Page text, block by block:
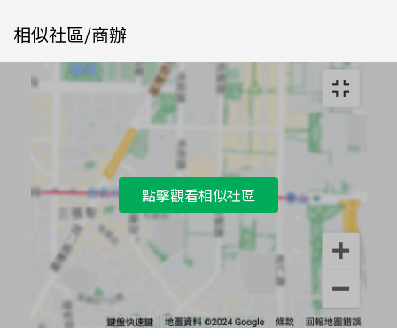
相似社區/商辦
點擊觀看相似社區